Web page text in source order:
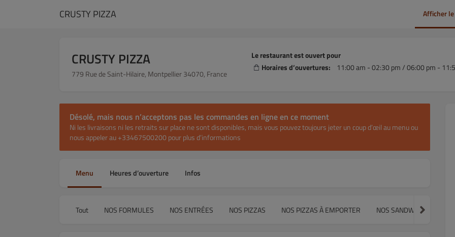
CRUSTY PIZZA Afficher
CRUSTY PIZZA
779 Rue de Saint-Hilaire, Montpellier 34070, France
Le restaurant est ouvert pour
Horaires d’ouvertures:
11:00 am - 02:30 pm / 06:00 pm -
Désolé, mais nous n’acceptons pas les commandes en ligne en ce moment
Ni les livraisons ni les retraits sur place ne sont disponibles, mais vous pouvez toujours jeter un coup d’œil au menu ou
nous appeler au +33467500200 pour plus d’informations
Menu Heures d’ouverture Infos
Tout NOS FORMULES NOS ENTRÉES NOS PIZZAS NOS PIZZAS À EMPORTER NOS SANDWICHS FROIDS